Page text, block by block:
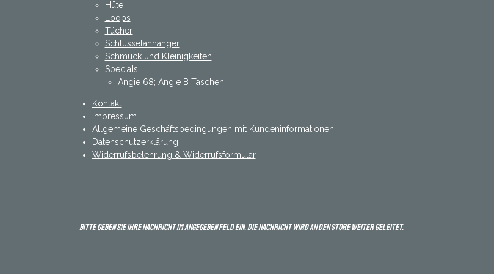
m
Hüte
Loops
Tücher
Schlüsselanhänger
Schmuck und Kleinigkeiten
Specials
Angie 68; Angie B Taschen
Kontakt
Impressum
Allgemeine Geschäftsbedingungen mit Kundeninformationen
Datenschutzerklärung
Widerrufsbelehrung & Widerrufsformular
Bitte geben Sie Ihre Nachricht im angegeben Feld ein. Die Nachricht wird an den Store weiter geleitet.